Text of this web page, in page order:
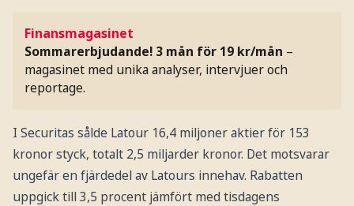
Finansmagasinet
Sommarerbjudande! 3 mån för 19 kr/mån –
magasinet med unika analyser, intervjuer och
reportage.
I Securitas sålde Latour 16,4 miljoner aktier för 153
kronor styck, totalt 2,5 miljarder kronor. Det motsvarar
ungefär en fjärdedel av Latours innehav. Rabatten
uppgick till 3,5 procent jämfört med tisdagens